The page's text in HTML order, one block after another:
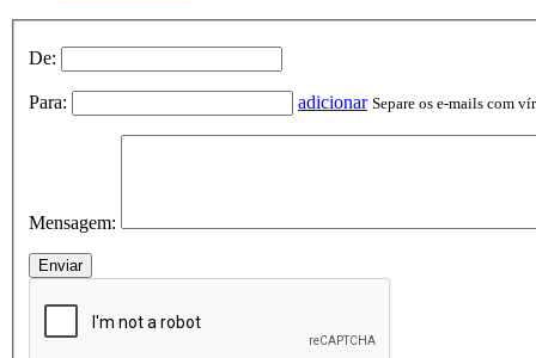
De:
Para: adicionar Separe os e-mails com
Mensagem: